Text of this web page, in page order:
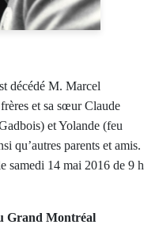
décédé M. Marcel
et sa sœur Claude
et Yolande (feu
qu’autres parents et amis.
samedi 14 mai 2016 de 9 h
Grand Montréal